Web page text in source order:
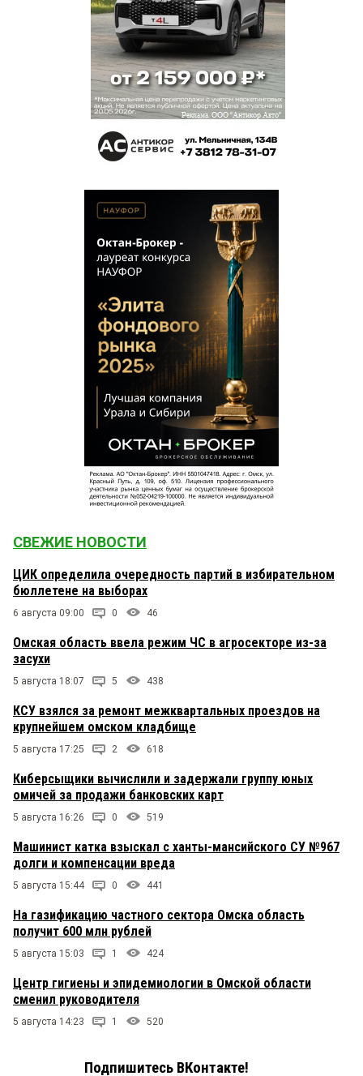
СВЕЖИЕ НОВОСТИ
ЦИК определила очередность партий в избирательном
бюллетене на выборах
6 августа 09:00 0 46
Омская область ввела режим ЧС в агросекторе из-за
засухи
5 августа 18:07 5 438
КСУ взялся за ремонт межквартальных проездов на
крупнейшем омском кладбище
5 августа 17:25 2 618
Киберсыщики вычислили и задержали группу юных
омичей за продажи банковских карт
5 августа 16:26 0 519
Машинист катка взыскал с ханты-мансийского СУ №967
долги и компенсации вреда
5 августа 15:44 0 441
На газификацию частного сектора Омска область
получит 600 млн рублей
5 августа 15:03 1 424
Центр гигиены и эпидемиологии в Омской области
сменил руководителя
5 августа 14:23 1 520
Подпишитесь ВКонтакте!